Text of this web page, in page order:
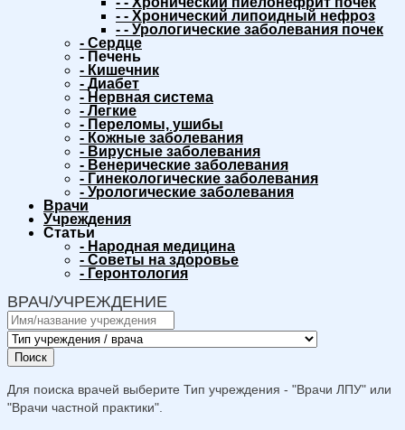
- - Хронический липоидный нефроз
- - Урологические заболевания почек
- Сердце
- Печень
- Кишечник
- Диабет
- Нервная система
- Легкие
- Переломы, ушибы
- Кожные заболевания
- Вирусные заболевания
- Венерические заболевания
- Гинекологические заболевания
- Урологические заболевания
Врачи
Учреждения
Статьи
- Народная медицина
- Советы на здоровье
- Геронтология
ВРАЧ/УЧРЕЖДЕНИЕ
Поиск
Для поиска врачей выберите Тип учреждения - "Врачи ЛПУ" или
"Врачи частной практики".